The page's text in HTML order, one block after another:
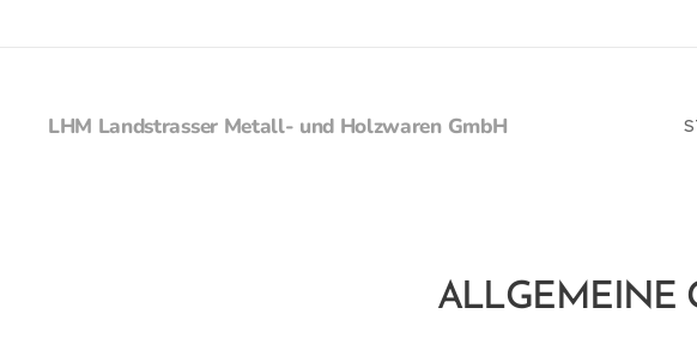
LHM Landstrasser Metall- und Holzwaren GmbH
ALLGEMEINE